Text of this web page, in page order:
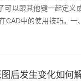
可以跟其他键一起定义
CAD中的使用技巧。一
后发生变化如何